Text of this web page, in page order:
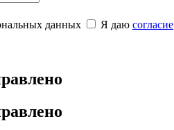
данных Я даю согласие